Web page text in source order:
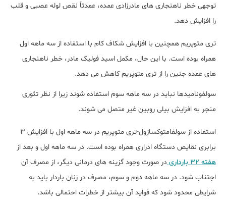
توجهی خطر ناهنجاری های مادرزادی عمده، عمدتاً نقص لوله عصبی و قلب
را افزایش دهد.
تری متوپریم همچنین با افزایش شکاف کام با استفاده از سه ماهه اول
همراه بوده است. با این حال، مکمل اسید فولیک مادر، خطر ناهنجاری
های عمده جنین را از تری متوپریم کاهش می دهد.
سولفونامیدها نباید در سه ماهه سوم استفاده شوند زیرا از نظر تئوری
منجر به افزایش بیلی روبین غیر متصل می شوند.
استفاده از سولفامتوکسازول-تری متوپریم در سه ماهه اول با افزایش 3
برابری نقایص دستگاه ادراری همراه بوده است. در سه ماهه اول و بعد از
هفته 32 بارداری
در صورت وجود گزینه های درمانی دیگر، از مصرف آن
اجتناب شود. در سه ماهه دوم و سوم، مصرف در زنان باردار باید به
شرایطی محدود شود که فواید آن بیشتر از خطرات احتمالی باشد.